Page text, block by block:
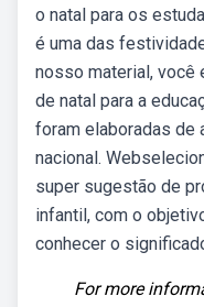
o natal para os
é uma das
nosso material, você
de natal para a
foram elaboradas de
nacional.
super sugestão de
infantil, com o
conhecer o
For more